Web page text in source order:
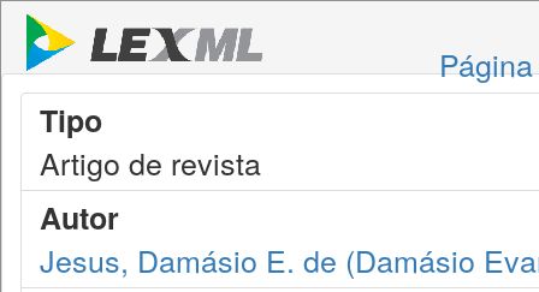
Tipo
Artigo de revista
Autor
Jesus, Damásio E. de (Damásio